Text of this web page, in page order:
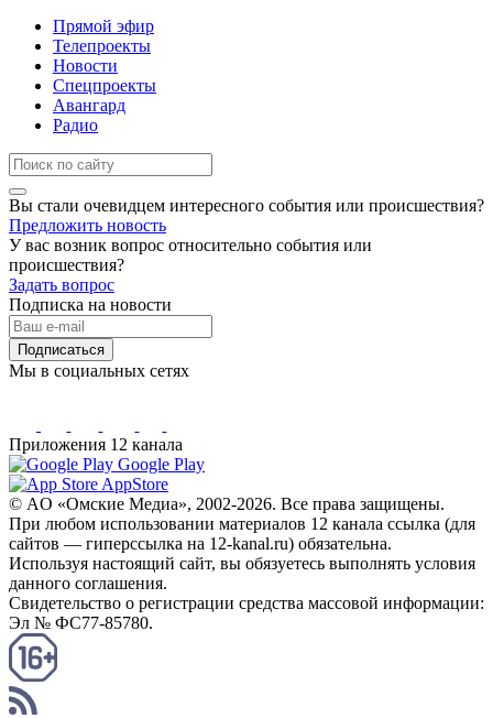
Прямой эфир
Телепроекты
Новости
Спецпроекты
Авангард
Радио
Вы стали очевидцем интересного события или происшествия?
Предложить новость
У вас возник вопрос относительно события или
происшествия?
Задать вопрос
Подписка на новости
Подписаться
Мы в социальных сетях
Приложения 12 канала
Google Play
AppStore
© AO «Омские Медиа», 2002-2026. Все права защищены.
При любом использовании материалов 12 канала ссылка (для
сайтов — гиперссылка на 12-kanal.ru) обязательна.
Используя настоящий сайт, вы обязуетесь выполнять условия
данного соглашения.
Свидетельство о регистрации средства массовой информации:
Эл № ФС77-85780.